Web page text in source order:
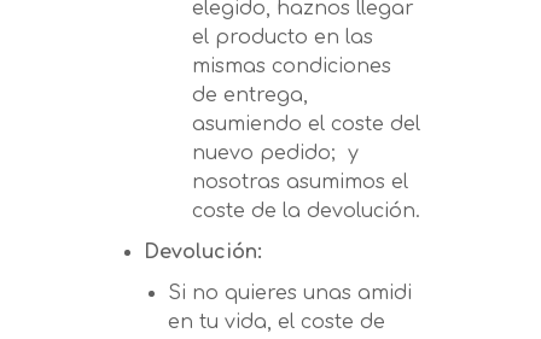
elegido, haznos llegar
el producto en las
mismas condiciones
de entrega,
asumiendo el coste del
nuevo pedido; y
nosotras asumimos el
coste de la devolución.
Devolución:
Si no quieres unas amidi
en tu vida, el coste de